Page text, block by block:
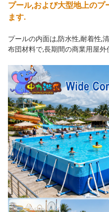
プール,および大型地上のプ
ます.
プールの内面は,防水性,耐着性,
布団材料で,長期間の商業用屋外